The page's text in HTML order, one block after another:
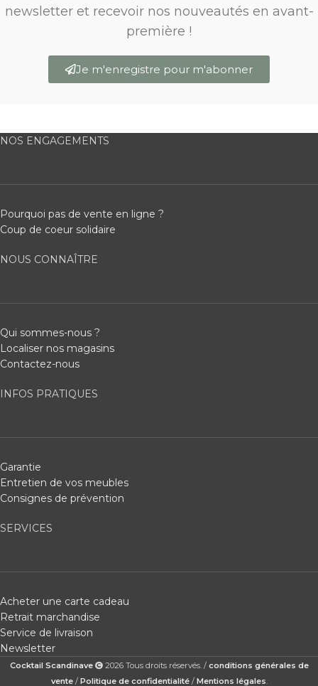
newsletter et recevoir nos nouveautés en avant-
première !
Je m'enregistre pour m'abonner
NOS ENGAGEMENTS
Pourquoi pas de vente en ligne ?
Coup de coeur solidaire
NOUS CONNAÎTRE
Qui sommes-nous ?
Localiser nos magasins
Contactez-nous
INFOS PRATIQUES
Garantie
Entretien de vos meubles
Consignes de prévention
SERVICES
Acheter une carte cadeau
Retrait marchandise
Service de livraison
Newsletter
Cocktail Scandinave 2026 Tous droits réservés. / conditions générales de
vente/ Politique de confidentialité/ Mentions légales